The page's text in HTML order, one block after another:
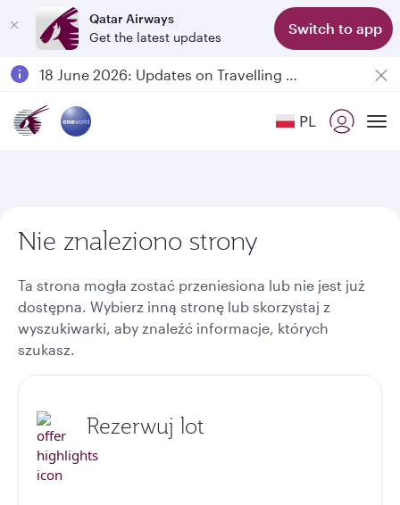
Qatar Airways
Get the latest updates
Switch to app
Passengers flying between Doha and Auckland on QR914 and QR915
18 June 2026: Updates on Travelling with Power Banks
Qatar Airways Expands Global Network to over 160 Destinations PL
Nie znaleziono strony
Ta strona mogła zostać przeniesiona lub nie jest już
dostępna. Wybierz inną stronę lub skorzystaj z
wyszukiwarki, aby znaleźć informacje, których
szukasz.
Rezerwuj lot